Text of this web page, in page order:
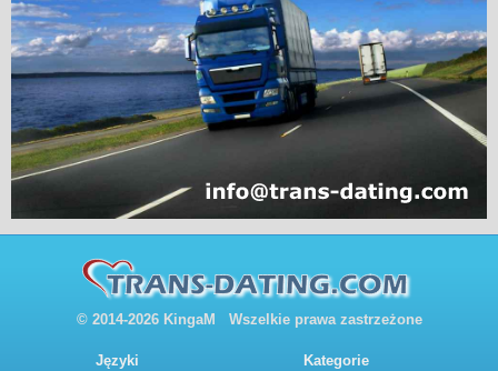
© 2014-2026 KingaM Wszelkie prawa zastrzeżone
Języki
Kategorie